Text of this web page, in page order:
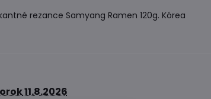
rezance Samyang Ramen 120g. Kórea
11.8.2026